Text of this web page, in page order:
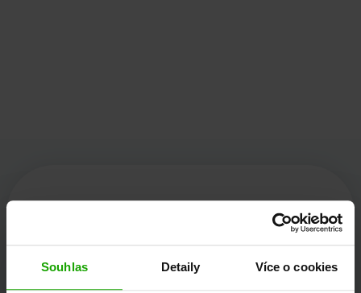
Souhlas Detaily Více o cookies